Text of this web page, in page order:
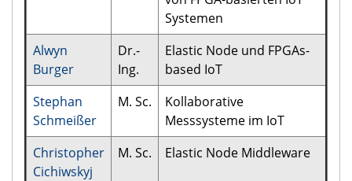
Systemen
Alwyn
Burger
Dr.-
Ing.
Elastic Node und FPGAs-
based IoT
Stephan
Schmeißer
M. Sc.
Kollaborative
Messsysteme im IoT
Christopher
Cichiwskyj
M. Sc. Elastic Node Middleware